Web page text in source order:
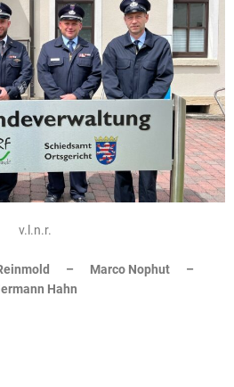
v.l.n.r.
Reinmold – Marco Nophut –
Hahn